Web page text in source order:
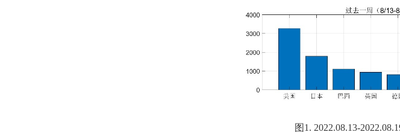
图1. 2022.08.13-